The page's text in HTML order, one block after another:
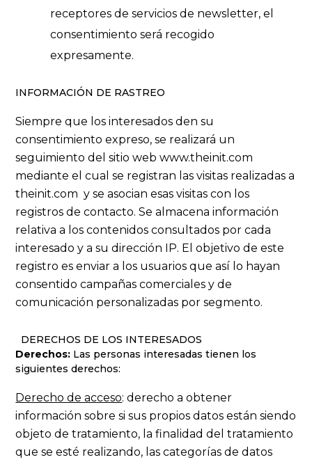
receptores de servicios de newsletter, el
consentimiento será recogido
expresamente.
INFORMACIÓN DE RASTREO
Siempre que los interesados den su
consentimiento expreso, se realizará un
seguimiento del sitio web www.theinit.com
mediante el cual se registran las visitas realizadas a
theinit.com y se asocian esas visitas con los
registros de contacto. Se almacena información
relativa a los contenidos consultados por cada
interesado y a su dirección IP. El objetivo de este
registro es enviar a los usuarios que así lo hayan
consentido campañas comerciales y de
comunicación personalizadas por segmento.
DERECHOS DE LOS INTERESADOS
Derechos: Las personas interesadas tienen los
siguientes derechos:
Derecho de acceso: derecho a obtener
información sobre si sus propios datos están siendo
objeto de tratamiento, la finalidad del tratamiento
que se esté realizando, las categorías de datos